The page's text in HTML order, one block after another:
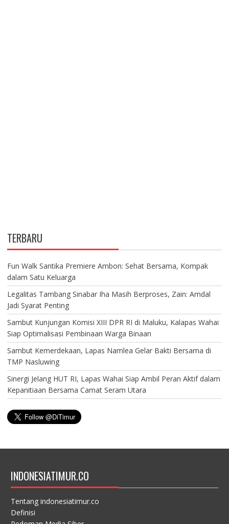
TERBARU
Fun Walk Santika Premiere Ambon: Sehat Bersama, Kompak
dalam Satu Keluarga
Legalitas Tambang Sinabar Iha Masih Berproses, Zain: Amdal
Jadi Syarat Penting
Sambut Kunjungan Komisi XIII DPR RI di Maluku, Kalapas Wahai
Siap Optimalisasi Pembinaan Warga Binaan
Sambut Kemerdekaan, Lapas Namlea Gelar Bakti Bersama di
TMP Nasluwing
Sinergi Jelang HUT RI, Lapas Wahai Siap Ambil Peran Aktif dalam
Kepanitiaan Bersama Camat Seram Utara
INDONESIATIMUR.CO
Tentang indonesiatimur.co
Definisi